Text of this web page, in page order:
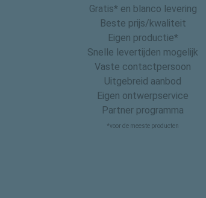
Gratis* en blanco levering
Beste prijs/kwaliteit
Eigen productie*
Snelle levertijden mogelijk
Vaste contactpersoon
Uitgebreid aanbod
Eigen ontwerpservice
Partner programma
*voor de meeste producten